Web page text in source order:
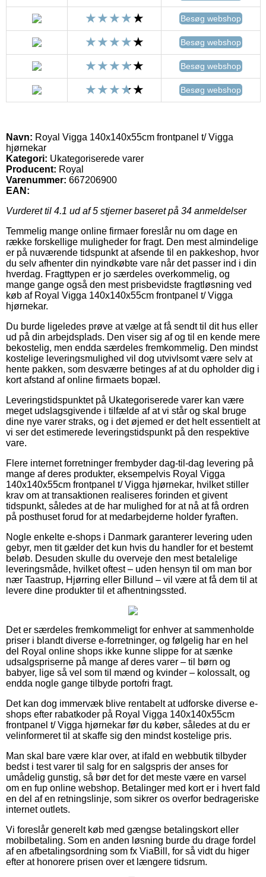
Besøg webshop
Besøg webshop
Besøg webshop
Besøg webshop
Navn: Royal Vigga 140x140x55cm frontpanel t/ Vigga
hjørnekar
Kategori: Ukategoriserede varer
Producent: Royal
Varenummer: 667206900
EAN:
Vurderet til 4.1 ud af 5 stjerner baseret på 34 anmeldelser
Temmelig mange online firmaer foreslår nu om dage en
række forskellige muligheder for fragt. Den mest almindelige
er på nuværende tidspunkt at afsende til en pakkeshop, hvor
du selv afhenter din nyindkøbte vare når det passer ind i din
hverdag. Fragttypen er jo særdeles overkommelig, og
mange gange også den mest prisbevidste fragtløsning ved
køb af Royal Vigga 140x140x55cm frontpanel t/ Vigga
hjørnekar.
Du burde ligeledes prøve at vælge at få sendt til dit hus eller
ud på din arbejdsplads. Den viser sig af og til en kende mere
bekostelig, men endda særdeles fremkommelig. Den mindst
kostelige leveringsmulighed vil dog utvivlsomt være selv at
hente pakken, som desværre betinges af at du opholder dig i
kort afstand af online firmaets bopæl.
Leveringstidspunktet på Ukategoriserede varer kan være
meget udslagsgivende i tilfælde af at vi står og skal bruge
dine nye varer straks, og i det øjemed er det helt essentielt at
vi ser det estimerede leveringstidspunkt på den respektive
vare.
Flere internet forretninger frembyder dag-til-dag levering på
mange af deres produkter, eksempelvis Royal Vigga
140x140x55cm frontpanel t/ Vigga hjørnekar, hvilket stiller
krav om at transaktionen realiseres forinden et givent
tidspunkt, således at de har mulighed for at nå at få ordren
på posthuset forud for at medarbejderne holder fyraften.
Nogle enkelte e-shops i Danmark garanterer levering uden
gebyr, men tit gælder det kun hvis du handler for et bestemt
beløb. Desuden skulle du overveje den mest betalelige
leveringsmåde, hvilket oftest – uden hensyn til om man bor
nær Taastrup, Hjørring eller Billund – vil være at få dem til at
levere dine produkter til et afhentningssted.
Det er særdeles fremkommeligt for enhver at sammenholde
priser i blandt diverse e-forretninger, og følgelig har en hel
del Royal online shops ikke kunne slippe for at sænke
udsalgspriserne på mange af deres varer – til børn og
babyer, lige så vel som til mænd og kvinder – kolossalt, og
endda nogle gange tilbyde portofri fragt.
Det kan dog immervæk blive rentabelt at udforske diverse e-
shops efter rabatkoder på Royal Vigga 140x140x55cm
frontpanel t/ Vigga hjørnekar før du køber, således at du er
velinformeret til at skaffe sig den mindst kostelige pris.
Man skal bare være klar over, at ifald en webbutik tilbyder
bedst i test varer til salg for en salgspris der anses for
umådelig gunstig, så bør det for det meste være en varsel
om en fup online webshop. Betalinger med kort er i hvert fald
en del af en retningslinje, som sikrer os overfor bedrageriske
internet outlets.
Vi foreslår generelt køb med gængse betalingskort eller
mobilbetaling. Som en anden løsning burde du drage fordel
af en afbetalingsordning som fx ViaBill, for så vidt du higer
efter at honorere prisen over et længere tidsrum.